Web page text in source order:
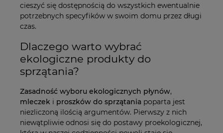
cieszyć się dostępnością do wszystkich ewentualnie
potrzebnych specyfików w swoim domu przez długi
czas.
Dlaczego warto wybrać
ekologiczne produkty do
sprzątania?
Zasadność wyboru ekologicznych płynów,
mleczek i proszków do sprzątania poparta jest
niezliczoną ilością argumentów. Pierwszy z nich
niewątpliwie odnosi się do postawy proekologicznej,